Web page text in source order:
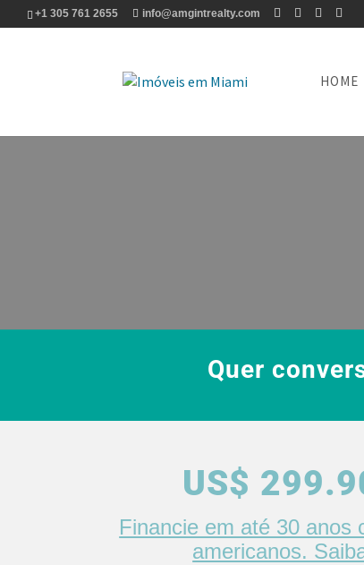
+1 305 761 2655 info@amgintrealty.com
HOME
Quer
US$
Financie em até 30 anos
americanos.